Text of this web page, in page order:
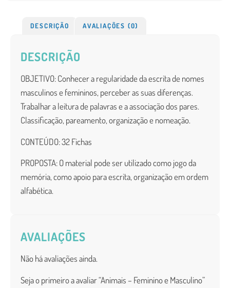
DESCRIÇÃO AVALIAÇÕES (0)
DESCRIÇÃO
OBJETIVO: Conhecer a regularidade da escrita de nomes
masculinos e femininos, perceber as suas diferenças.
Trabalhar a leitura de palavras e a associação dos pares.
Classificação, pareamento,organização e nomeação.
CONTEÚDO:32 Fichas
PROPOSTA: O material pode ser utilizado como jogo da
memória, como apoio para escrita, organização em ordem
alfabética.
AVALIAÇÕES
Não há avaliações ainda.
Seja o primeiro a avaliar “Animais – Feminino e Masculino”